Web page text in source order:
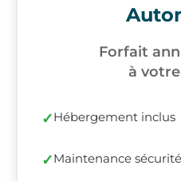
Forfait
à
Hébergement inclus
Maintenance